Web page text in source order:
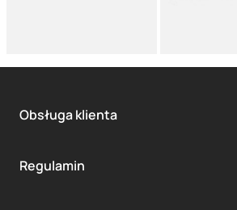
Obsługa klienta
Regulamin